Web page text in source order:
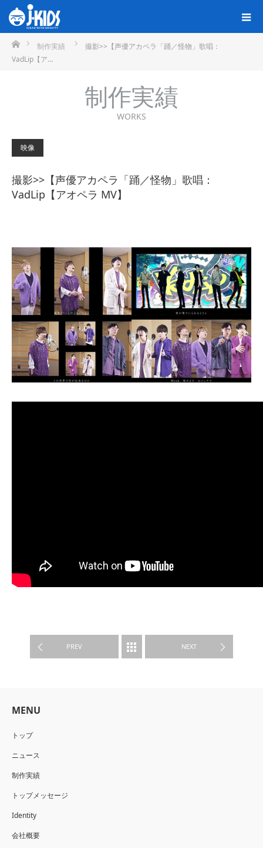
ホーム制作実績
撮影>>【声優アカペラ「踊／怪物」歌唱：
VadLip【ア…
制作実績
WORKS
映像
撮影>>【声優アカペラ「踊／怪物」歌唱：
VadLip【アオペラ MV】
PREV
制作実績 NEXT
MENU
トップ
ニュース
制作実績
トップメッセージ
Identity
会社概要